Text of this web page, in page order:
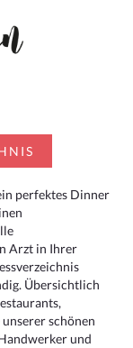
perfektes Dinner
Arzt in Ihrer
Übersichtlich
schönen
und